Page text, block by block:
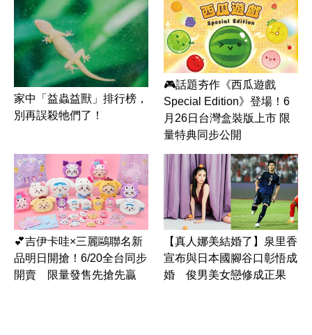
家中「益蟲益獸」排行榜，
別再誤殺牠們了！
🎮話題夯作《西瓜遊戲
Special Edition》登場！6
月26日台灣盒裝版上市 限
量特典同步公開
💕吉伊卡哇×三麗鷗聯名新
品明日開搶！6/20全台同步
開賣 限量發售先搶先贏
【真人娜美結婚了】泉里香
宣布與日本國腳谷口彰悟成
婚 俊男美女戀修成正果